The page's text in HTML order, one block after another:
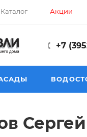
Каталог Акции
+7
Сергей